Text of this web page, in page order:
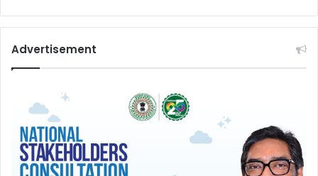
Advertisement